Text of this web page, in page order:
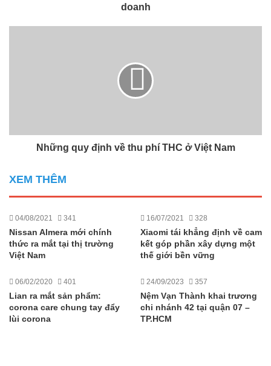
doanh
Những quy định về thu phí THC ở Việt Nam
XEM THÊM
04/08/2021 341
Nissan Almera mới chính
thức ra mắt tại thị trường
Việt Nam
16/07/2021 328
Xiaomi tái khẳng định về cam
kết góp phần xây dựng một
thế giới bền vững
06/02/2020 401
Lian ra mắt sản phẩm:
corona care chung tay đẩy
lùi corona
24/09/2023 357
Nệm Vạn Thành khai trương
chi nhánh 42 tại quận 07 –
TP.HCM